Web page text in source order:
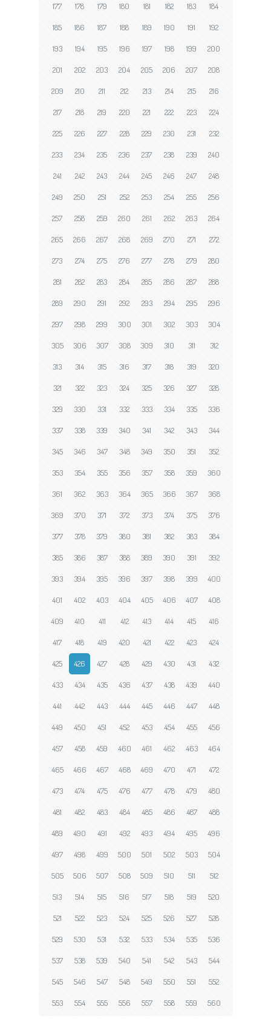
177 178 179 180 181 182 183 184
185 186 187 188 189 190 191 192
193 194 195 196 197 198 199 200
201 202 203 204 205 206 207 208
209 210 211 212 213 214 215 216
217 218 219 220 221 222 223 224
225 226 227 228 229 230 231 232
233 234 235 236 237 238 239 240
241 242 243 244 245 246 247 248
249 250 251 252 253 254 255 256
257 258 259 260 261 262 263 264
265 266 267 268 269 270 271 272
273 274 275 276 277 278 279 280
281 282 283 284 285 286 287 288
289 290 291 292 293 294 295 296
297 298 299 300 301 302 303 304
305 306 307 308 309 310 311 312
313 314 315 316 317 318 319 320
321 322 323 324 325 326 327 328
329 330 331 332 333 334 335 336
337 338 339 340 341 342 343 344
345 346 347 348 349 350 351 352
353 354 355 356 357 358 359 360
361 362 363 364 365 366 367 368
369 370 371 372 373 374 375 376
377 378 379 380 381 382 383 384
385 386 387 388 389 390 391 392
393 394 395 396 397 398 399 400
401 402 403 404 405 406 407 408
409 410 411 412 413 414 415 416
417 418 419 420 421 422 423 424
425 426 427 428 429 430 431 432
433 434 435 436 437 438 439 440
441 442 443 444 445 446 447 448
449 450 451 452 453 454 455 456
457 458 459 460 461 462 463 464
465 466 467 468 469 470 471 472
473 474 475 476 477 478 479 480
481 482 483 484 485 486 487 488
489 490 491 492 493 494 495 496
497 498 499 500 501 502 503 504
505 506 507 508 509 510 511 512
513 514 515 516 517 518 519 520
521 522 523 524 525 526 527 528
529 530 531 532 533 534 535 536
537 538 539 540 541 542 543 544
545 546 547 548 549 550 551 552
553 554 555 556 557 558 559 560